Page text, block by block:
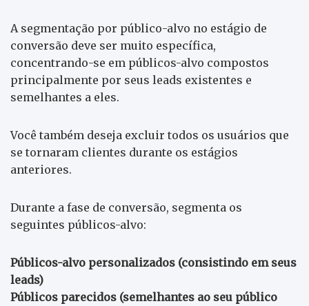
A segmentação por público-alvo no estágio de
conversão deve ser muito específica,
concentrando-se em públicos-alvo compostos
principalmente por seus leads existentes e
semelhantes a eles.
Você também deseja excluir todos os usuários que
se tornaram clientes durante os estágios
anteriores.
Durante a fase de conversão, segmenta os
seguintes públicos-alvo:
Públicos-alvo personalizados (consistindo em seus
leads)
Públicos parecidos (semelhantes ao seu público